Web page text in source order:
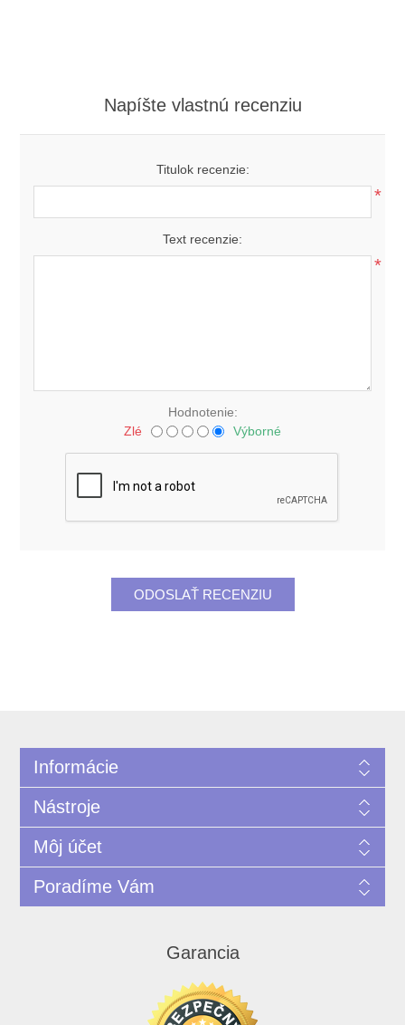
Napíšte vlastnú recenziu
Titulok recenzie:
*
Text recenzie:
*
Hodnotenie:
Zlé
Výborné
Informácie
Nástroje
Môj účet
Poradíme Vám
Garancia